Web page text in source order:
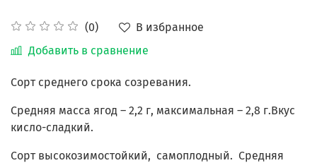
(0)
В избранное
Добавить в сравнение
Сорт среднего срока созревания.
Средняя масса ягод – 2,2 г, максимальная – 2,8 г.Вкус
кисло-сладкий.
Сорт высокозимостойкий, самоплодный. Средняя